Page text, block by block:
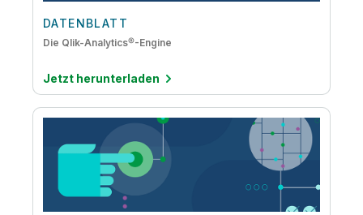
DATENBLATT
Die Qlik-Analytics®-Engine
Jetzt herunterladen